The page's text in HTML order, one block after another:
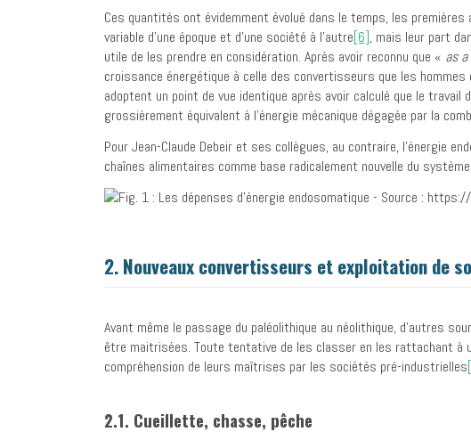
Ces quantités ont évidemment évolué dans le temps, les
variable d’une époque et d’une société à l’autre[6], mais leur part
utile de les prendre en considération. Après avoir reconnu que « as
croissance énergétique à celle des convertisseurs que les
adoptent un point de vue identique après avoir calculé que le
grossièrement équivalent à l’énergie mécanique dégagée par la
Pour Jean-Claude Debeir et ses collègues, au contraire, l’énergie
chaînes alimentaires comme base radicalement nouvelle du
2. Nouveaux convertisseurs et exploitation de
Avant même le passage du paléolithique au néolithique, d’autres
être maitrisées. Toute tentative de les classer en les rattachant à
compréhension de leurs maîtrises par les sociétés pré-industrielles
2.1. Cueillette, chasse, pêche